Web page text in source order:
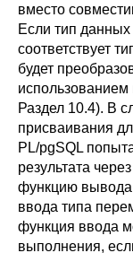
вместо
Если тип
соответствует
будет
Раздел 10.4). В
присваивания
PL/pgSQL
результата
функцию вывода
ввода типа
функция ввода
выполнения,